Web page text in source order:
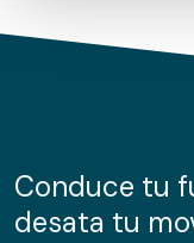
de cookies.
información sobre
nuestros partners
Conduce tu
desata tu